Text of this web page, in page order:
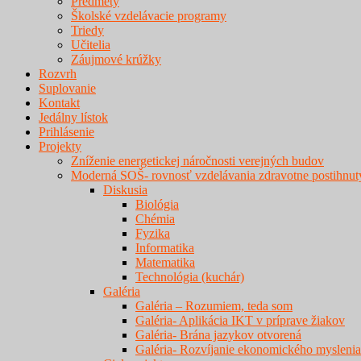
Školské vzdelávacie programy
Triedy
Učitelia
Záujmové krúžky
Rozvrh
Suplovanie
Kontakt
Jedálny lístok
Prihlásenie
Projekty
Zníženie energetickej náročnosti verejných budov
Moderná SOŠ- rovnosť vzdelávania zdravotne
Diskusia
Biológia
Chémia
Fyzika
Informatika
Matematika
Technológia (kuchár)
Galéria
Galéria – Rozumiem, teda som
Galéria- Aplikácia IKT v príprave žiakov
Galéria- Brána jazykov otvorená
Galéria- Rozvíjanie ekonomického myslenia